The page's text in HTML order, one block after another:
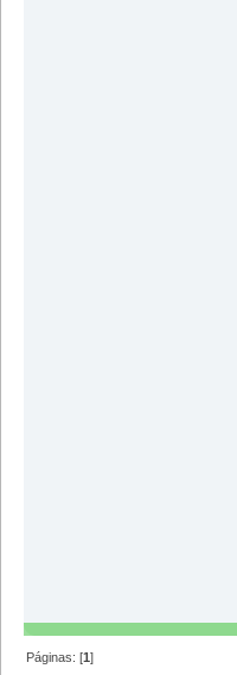
Páginas: [1]